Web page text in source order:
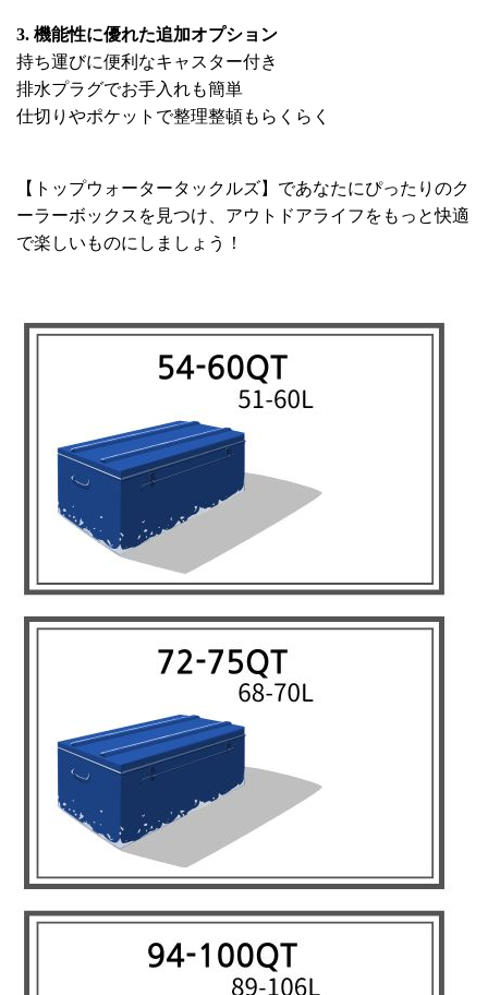
3. 機能性に優れた追加オプション
持ち運びに便利なキャスター付き
排水プラグでお手入れも簡単
仕切りやポケットで整理整頓もらくらく
【トップウォータータックルズ】であなたにぴったりのク
ーラーボックスを見つけ、アウトドアライフをもっと快適
で楽しいものにしましょう！